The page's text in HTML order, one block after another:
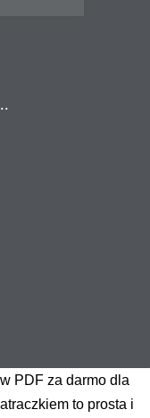
PDF za darmo dla
to prosta i